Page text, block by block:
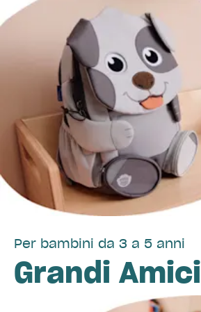
Per bambini da 3 a 5 anni
Grandi Amici